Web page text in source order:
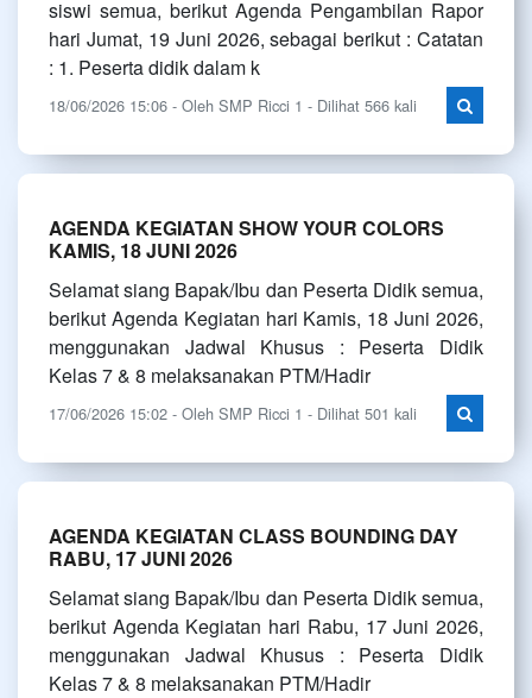
siswi semua, berikut Agenda Pengambilan Rapor
hari Jumat, 19 Juni 2026, sebagai berikut : Catatan
: 1. Peserta didik dalam k
18/06/2026 15:06 - Oleh SMP Ricci 1 - Dilihat 566 kali
AGENDA KEGIATAN SHOW YOUR COLORS
KAMIS, 18 JUNI 2026
Selamat siang Bapak/Ibu dan Peserta Didik semua,
berikut Agenda Kegiatan hari Kamis, 18 Juni 2026,
menggunakan Jadwal Khusus : Peserta Didik
Kelas 7 & 8 melaksanakan PTM/Hadir
17/06/2026 15:02 - Oleh SMP Ricci 1 - Dilihat 501 kali
AGENDA KEGIATAN CLASS BOUNDING DAY
RABU, 17 JUNI 2026
Selamat siang Bapak/Ibu dan Peserta Didik semua,
berikut Agenda Kegiatan hari Rabu, 17 Juni 2026,
menggunakan Jadwal Khusus : Peserta Didik
Kelas 7 & 8 melaksanakan PTM/Hadir